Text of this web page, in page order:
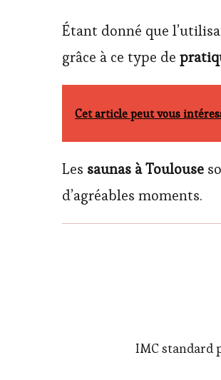
Étant donné que
grâce à ce type de
Cet article peut vous
Les saunas à Toulouse
d’agréables moments.
IMC standard